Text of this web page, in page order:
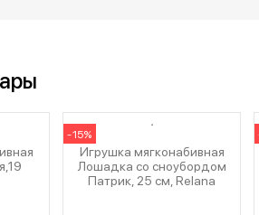
-15%
Игрушка мягконабивная
Лошадка со сноубордом
Патрик, 25 см, Relana